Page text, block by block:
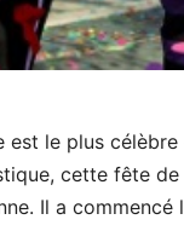
est le plus
cette fête
Il a